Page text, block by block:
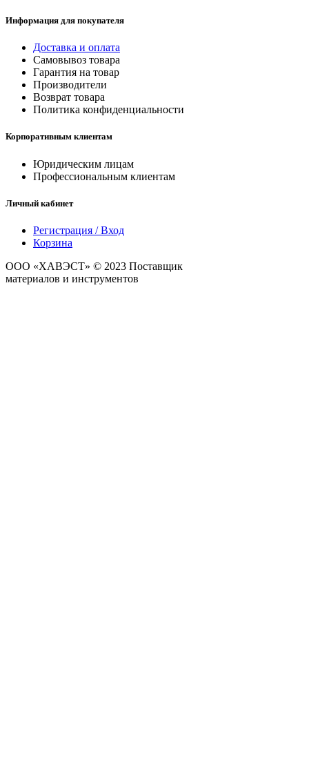
Информация для покупателя
Доставка и оплата
Самовывоз товара
Гарантия на товар
Производители
Возврат товара
Политика конфиденциальности
Корпоративным клиентам
Юридическим лицам
Профессиональным клиентам
Личный кабинет
Регистрация / Вход
Корзина
ООО «ХАВЭСТ» © 2023 Поставщик
материалов и инструментов